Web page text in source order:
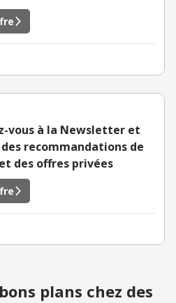
vous à la Newsletter et
recommandations de
des offres privées
plans chez des